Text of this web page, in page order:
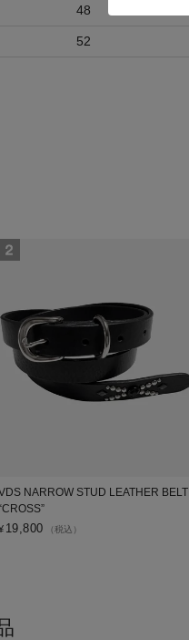
48
52
NARROW STUD LEATHER BELT
19,800 （税込）